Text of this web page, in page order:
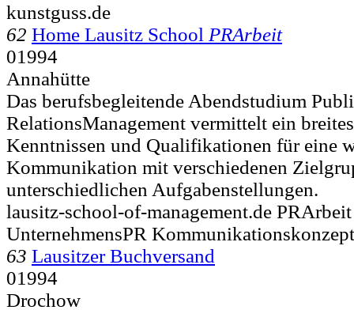
kunstguss.de
62 Home Lausitz School PRArbeit
01994
Annahütte
Das berufsbegleitende Abendstudium
RelationsManagement vermittelt ein
Kenntnissen und Qualifikationen für eine
Kommunikation mit verschiedenen
unterschiedlichen Aufgabenstellungen.
lausitz-school-of-management.de
UnternehmensPR
63 Lausitzer Buchversand
01994
Drochow